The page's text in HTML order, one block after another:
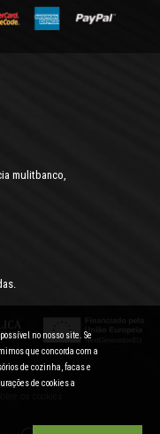
mulitbanco,
no nosso site. Se
que concorda com a
de cozinha, facas e
de cookies a